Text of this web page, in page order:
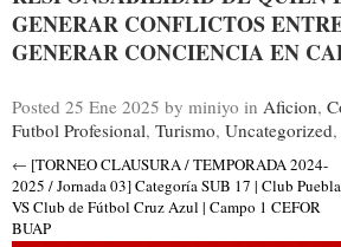
GENERAR CONFLICTOS
GENERAR CONCIENCIA EN
Posted 25 Ene 2025 by miniyo in Aficion,
Futbol Profesional, Turismo, Uncategorized,
← [TORNEO CLAUSURA / TEMPORADA 2024-
2025 / Jornada 03] Categoría SUB 17 | Club Puebla
VS Club de Fútbol Cruz Azul | Campo 1 CEFOR
BUAP